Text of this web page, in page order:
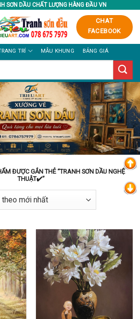
SƠN DẦU CHẤT LƯỢNG HÀNG ĐẦU VN
CHAT
FACEBOOK
TRÍ MẪU KHUNG BẢNG GIÁ
ĐƯỢC GẮN THẺ “TRANH SƠN DẦU NGHỆ
THUẬT✔️”